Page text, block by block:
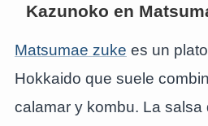
Kazunoko en
Matsumae zuke es un
Hokkaido que suele
calamar y kombu. La salsa